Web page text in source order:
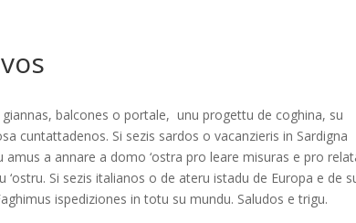
balcones o portale, unu progettu de coghina, su
cuntattadenos. Si sezis sardos o vacanzieris in Sardigna
a annare a domo ‘ostra pro leare misuras e pro
Si sezis italianos o de ateru istadu de Europa e de
ispediziones in totu su mundu. Saludos e trigu.